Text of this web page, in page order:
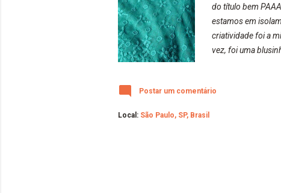
do título bem
estamos em
criatividade foi a
vez, foi uma
ousar e brincar
Postar um comentário
Local: São Paulo, SP, Brasil